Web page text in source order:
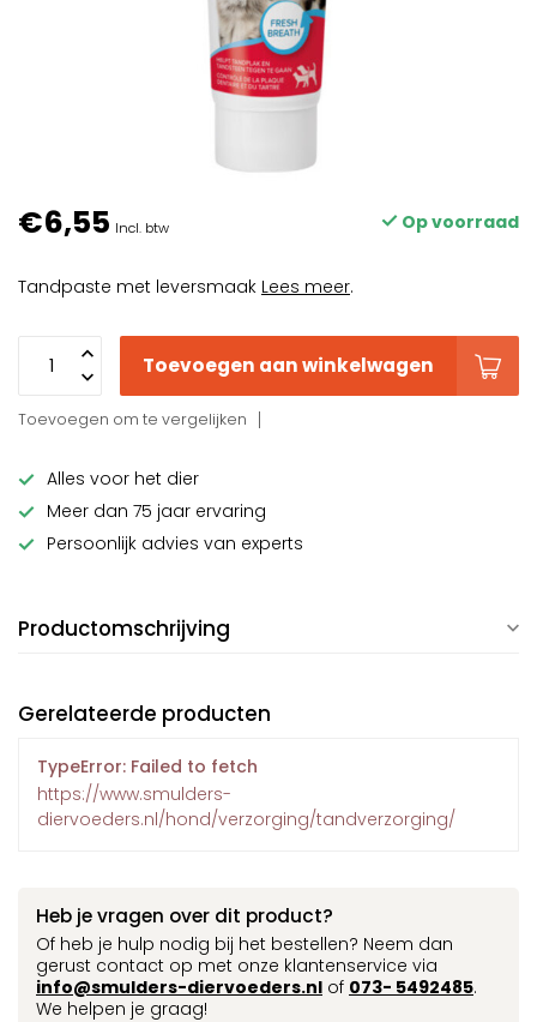
€6,55 Incl. btw Op voorraad
Tandpaste met leversmaak Lees meer.
Toevoegen aan winkelwagen
Toevoegen om te vergelijken
Alles voor het dier
Meer dan 75 jaar ervaring
Persoonlijk advies van experts
Productomschrijving
Gerelateerde producten
TypeError: Failed to fetch
https://www.smulders-
diervoeders.nl/hond/verzorging/tandverzorging/
Heb je vragen over dit product?
Of heb je hulp nodig bij het bestellen? Neem dan
gerust contact op met onze klantenservice via
info@smulders-diervoeders.nl of 073- 5492485.
We helpen je graag!